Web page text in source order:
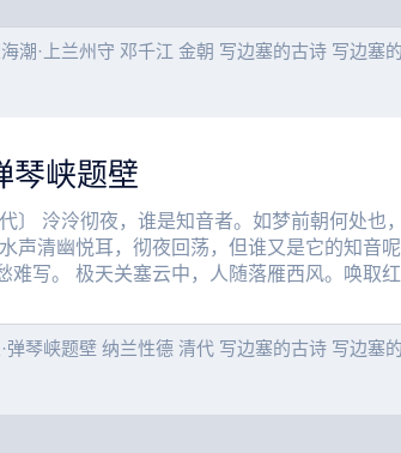
潮·上兰州守 邓千江 金朝 写边塞的古诗 写边塞
琴峡题壁
〕 泠泠彻夜，谁是知音者。如梦前朝何处也
声清幽悦耳，彻夜回荡，但谁又是它的知音呢
难写。 极天关塞云中，人随落雁西风。唤取
弹琴峡题壁 纳兰性德 清代 写边塞的古诗 写边塞